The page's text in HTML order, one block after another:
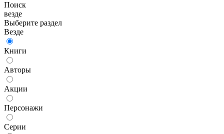
Поиск
везде
Выберите раздел
Везде
Книги
Авторы
Акции
Персонажи
Серии